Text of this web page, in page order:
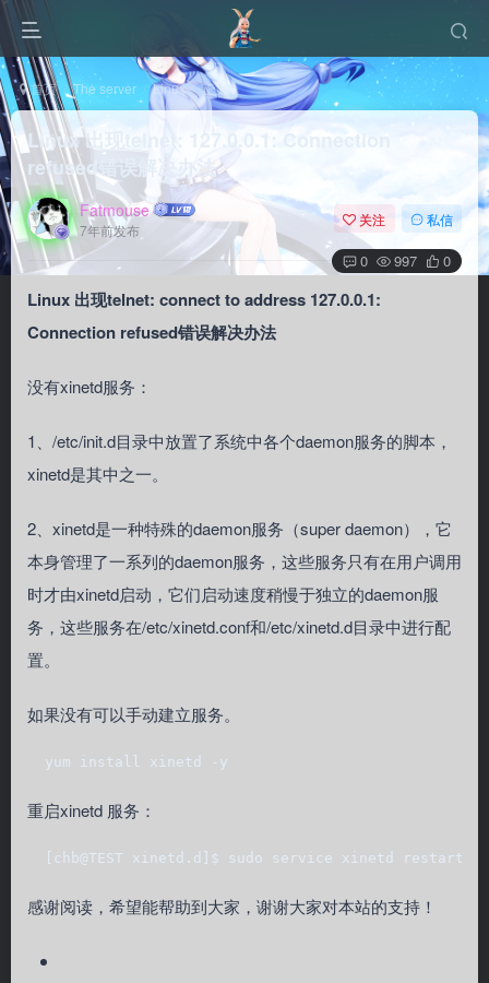
首页 The server Linux 正文
Linux 出现telnet: 127.0.0.1: Connection
refused错误解决办法
Fatmouse
7年前发布
关注 私信
0 997 0
Linux 出现telnet: connect to address 127.0.0.1:
Connection refused错误解决办法
没有xinetd服务：
1、/etc/init.d目录中放置了系统中各个daemon服务的脚本，
xinetd是其中之一。
2、xinetd是一种特殊的daemon服务（super daemon），它
本身管理了一系列的daemon服务，这些服务只有在用户调用
时才由xinetd启动，它们启动速度稍慢于独立的daemon服
务，这些服务在/etc/xinetd.conf和/etc/xinetd.d目录中进行配
置。
如果没有可以手动建立服务。
  yum install xinetd -y
重启xinetd 服务：
[chb@TEST xinetd.d]$ sudo service xinetd restart
感谢阅读，希望能帮助到大家，谢谢大家对本站的支持！